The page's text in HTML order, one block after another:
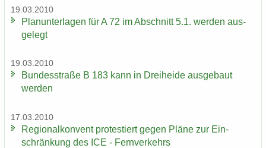
19.03.2010
Plan­un­ter­la­gen für A 72 im Ab­schnitt 5.1. wer­den aus­
ge­legt
19.03.2010
Bun­des­stra­ße B 183 kann in Drei­hei­de aus­ge­baut
wer­den
17.03.2010
Re­gio­nal­kon­vent pro­tes­tiert gegen Pläne zur Ein­
schrän­kung des ICE - Fern­ver­kehrs